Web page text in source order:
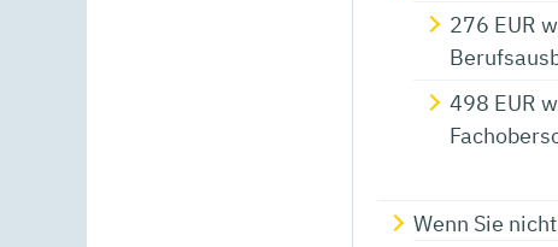
276 EUR
498 EUR
Wenn Sie